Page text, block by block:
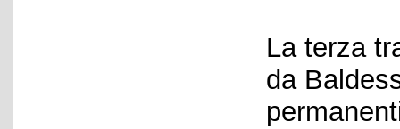
La terza
da